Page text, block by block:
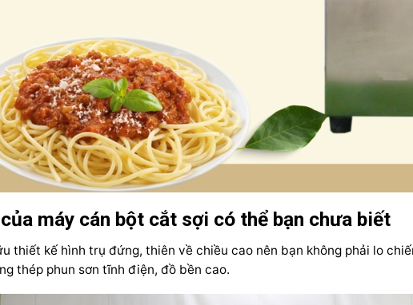
máy cán bột cắt sợi có thể bạn chưa biết
thiết kế hình trụ đứng, thiên về chiều cao nên bạn không phải lo
thép phun sơn tĩnh điện, đồ bền cao.